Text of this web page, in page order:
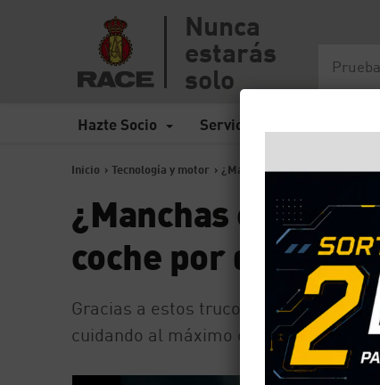
Nunca
estarás
solo
Hazte Socio Servicios
Inicio > Tecnología y motor > ¿Manchas en el vehículo?
¿Manchas en el
coche por dentro
Gracias a estos trucos podrás
cuidando al máximo cada una de sus